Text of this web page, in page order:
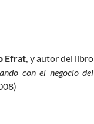
Efrat, y autor del libro
con el negocio del